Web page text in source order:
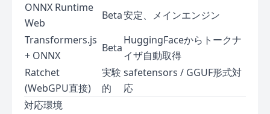
ONNX Runtime
Web
Beta安定、メインエンジン
Transformers.js
+ ONNX
Beta
HuggingFaceからトークナ
イザ自動取得
Ratchet
(WebGPU直接)
実験
的
safetensors / GGUF形式対
応
対応環境